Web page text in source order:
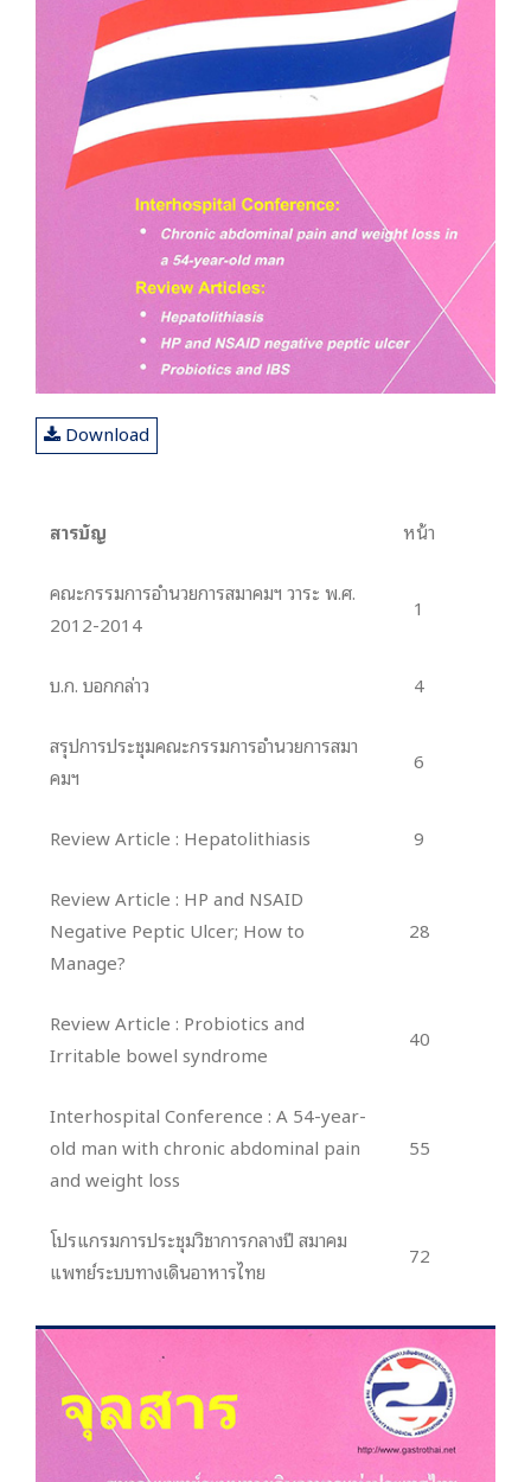
Download
สารบัญ หน้า
คณะกรรมการอำนวยการสมาคมฯ วาระ พ.ศ.
2012-2014
1
บ.ก. บอกกล่าว 4
สรุปการประชุมคณะกรรมการอำนวยการสมา
คมฯ
6
Review Article : Hepatolithiasis 9
Review Article : HP and NSAID
Negative Peptic Ulcer; How to
Manage?
28
Review Article : Probiotics and
Irritable bowel syndrome
40
Interhospital Conference : A 54-year-
old man with chronic abdominal pain
and weight loss
55
โปรแกรมการประชุมวิชาการกลางปี สมาคม
แพทย์ระบบทางเดินอาหารไทย
72